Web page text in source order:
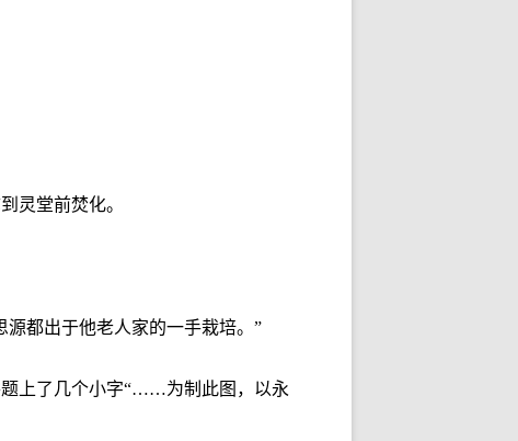
灵堂前焚化。
都出于他老人家的一手栽培。”
题上了几个小字“……为制此图，以永